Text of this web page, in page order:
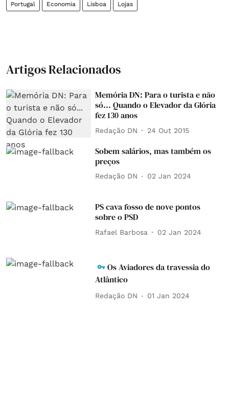
Portugal Economia Lisboa Lojas
Artigos Relacionados
Memória DN: Para o turista e não
só... Quando o Elevador da Glória
fez 130 anos
Redação DN 24 Out 2015
Sobem salários, mas também os
preços
Redação DN 02 Jan 2024
PS cava fosso de nove pontos
sobre o PSD
Rafael Barbosa 02 Jan 2024
Os Aviadores da travessia do
Atlântico
Redação DN 01 Jan 2024